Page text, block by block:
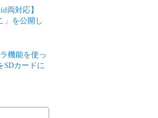
両対応】
」を公開し
機能を使っ
SDカードに